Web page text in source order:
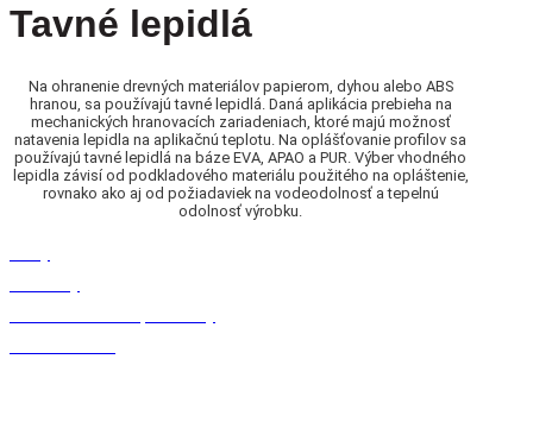
Tavné lepidlá
Na ohranenie drevných materiálov papierom, dyhou alebo ABS
hranou, sa používajú tavné lepidlá. Daná aplikácia prebieha na
mechanických hranovacích zariadeniach, ktoré majú možnosť
natavenia lepidla na aplikačnú teplotu. Na oplášťovanie profilov sa
používajú tavné lepidlá na báze EVA, APAO a PUR. Výber vhodného
lepidla závisí od podkladového materiálu použitého na opláštenie,
rovnako ako aj od požiadaviek na vodeodolnosť a tepelnú
odolnosť výrobku.